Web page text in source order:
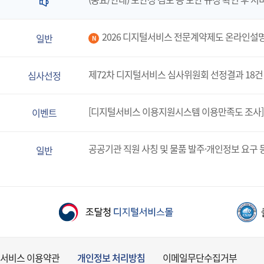
일반 N 2026 디지털서비스 전문계약제도 온라인설
심사선정 제72차 디지털서비스 심사위원회 선정결과 18건
이벤트 [디지털서비스 이용지원시스템 이용만족도 조
일반 공공기관 직원 사칭 및 물품 발주·개인정보 요구
서비스 이용약관 개인정보 처리방침 이메일무단수집거부